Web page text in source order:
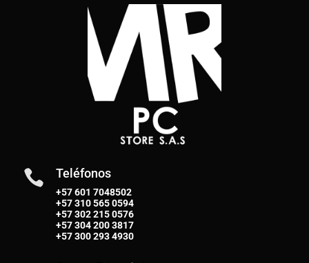
 Teléfonos
+57 601 7048502
+57310 565 0594
+57302 215 0576
+57304 200 3817
+57300 293 4930